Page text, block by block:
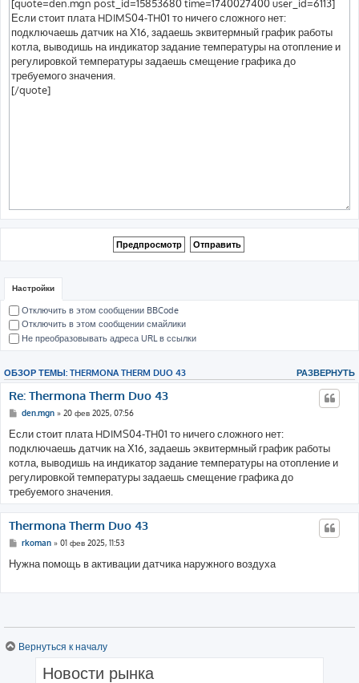
Настройки
Отключить в этом сообщении BBCode
Отключить в этом сообщении смайлики
Не преобразовывать адреса URL в ссылки
РАЗВЕРНУТЬ
ОБЗОР ТЕМЫ: THERMONA THERM DUO 43
Re: Thermona Therm Duo 43
den.mgn» 20 фев 2025, 07:56
Если стоит плата HDIMS04-TH01 то ничего сложного нет:
подключаешь датчик на Х16, задаешь эквитермный график работы
котла, выводишь на индикатор задание температуры на отопление и
регулировкой температуры задаешь смещение графика до
требуемого значения.
Thermona Therm Duo 43
rkoman» 01 фев 2025, 11:53
Нужна помощь в активации датчика наружного воздуха
Вернуться к началу
Новости рынка